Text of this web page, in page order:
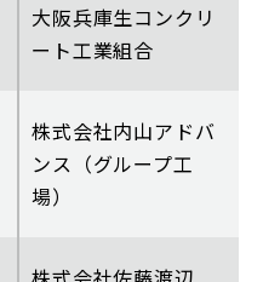
大阪兵庫生コンクリ
ート工業組合
株式会社内山アドバ
ンス（グループ工
場）